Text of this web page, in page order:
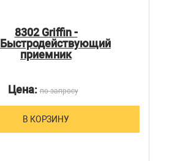
8302 Griffin -
Быстродействующий
приемник
Цена:по запросу
В КОРЗИНУ